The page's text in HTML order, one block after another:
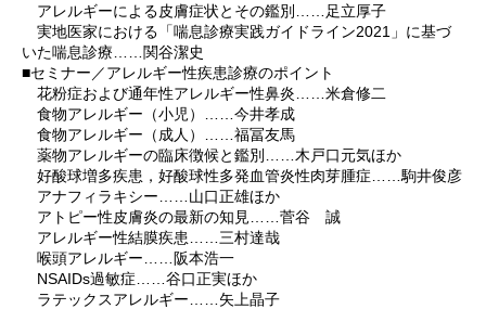
アレルギーによる皮膚症状とその鑑別……足立厚子
実地医家における「喘息診療実践ガイドライン2021」に基づ
いた喘息診療……関谷潔史
■セミナー／アレルギー性疾患診療のポイント
花粉症および通年性アレルギー性鼻炎……米倉修二
食物アレルギー（小児）……今井孝成
食物アレルギー（成人）……福冨友馬
薬物アレルギーの臨床徴候と鑑別……木戸口元気ほか
好酸球増多疾患，好酸球性多発血管炎性肉芽腫症……駒井俊彦
アナフィラキシー……山口正雄ほか
アトピー性皮膚炎の最新の知見……菅谷 誠
アレルギー性結膜疾患……三村達哉
喉頭アレルギー……阪本浩一
NSAIDs過敏症……谷口正実ほか
ラテックスアレルギー……矢上晶子